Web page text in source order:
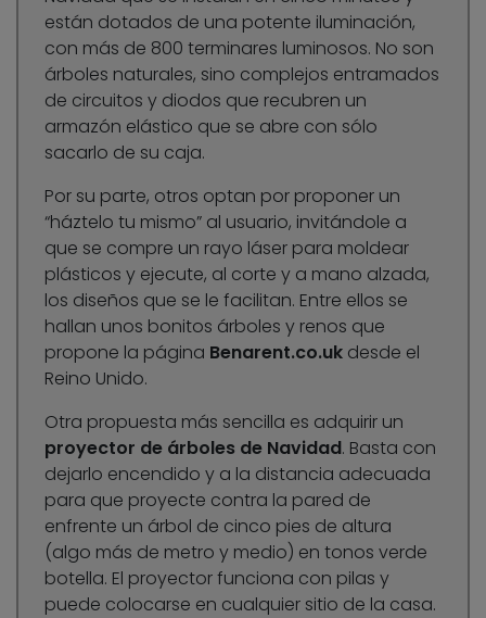
están dotados de una potente iluminación,
con más de 800 terminares luminosos. No son
árboles naturales, sino complejos entramados
de circuitos y diodos que recubren un
armazón elástico que se abre con sólo
sacarlo de su caja.
Por su parte, otros optan por proponer un
“háztelo tu mismo” al usuario, invitándole a
que se compre un rayo láser para moldear
plásticos y ejecute, al corte y a mano alzada,
los diseños que se le facilitan. Entre ellos se
hallan unos bonitos árboles y renos que
propone la página Benarent.co.uk desde el
Reino Unido.
Otra propuesta más sencilla es adquirir un
proyector de árboles de Navidad. Basta con
dejarlo encendido y a la distancia adecuada
para que proyecte contra la pared de
enfrente un árbol de cinco pies de altura
(algo más de metro y medio) en tonos verde
botella. El proyector funciona con pilas y
puede colocarse en cualquier sitio de la casa.